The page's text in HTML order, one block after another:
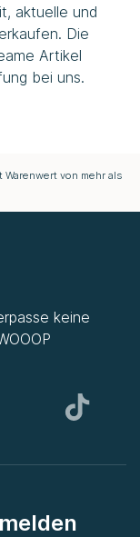
aktuelle und
Die
Artikel
bei uns.
Warenwert von mehr als
keine